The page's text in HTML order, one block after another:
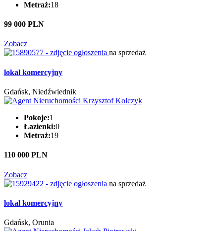
Metraż:18
99 000 PLN
Zobacz
na sprzedaż
lokal komercyjny
Gdańsk, Niedźwiednik
Pokoje:1
Łazienki:0
Metraż:19
110 000 PLN
Zobacz
na sprzedaż
lokal komercyjny
Gdańsk, Orunia